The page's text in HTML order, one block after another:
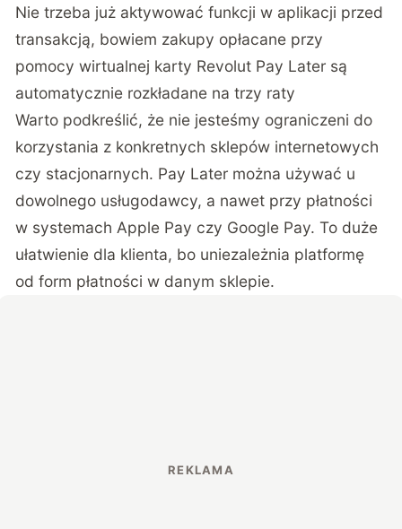
Nie trzeba już aktywować funkcji w aplikacji przed
transakcją, bowiem zakupy opłacane przy
pomocy wirtualnej karty Revolut Pay Later są
automatycznie rozkładane na trzy raty
Warto podkreślić, że nie jesteśmy ograniczeni do
korzystania z konkretnych sklepów internetowych
czy stacjonarnych. Pay Later można używać u
dowolnego usługodawcy, a nawet przy płatności
w systemach Apple Pay czy Google Pay. To duże
ułatwienie dla klienta, bo uniezależnia platformę
od form płatności w danym sklepie.